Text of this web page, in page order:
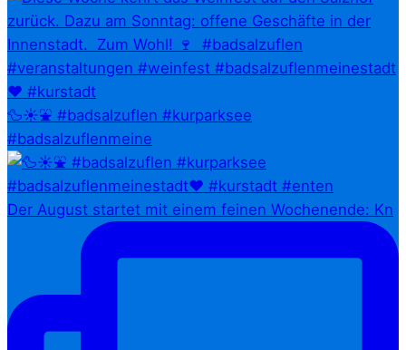
🦆☀️⛲ #badsalzuflen #kurparksee
#badsalzuflenmeine
Der August startet mit einem feinen Wochenende: Kn